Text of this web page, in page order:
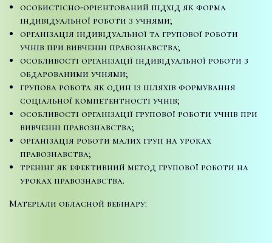
особистісно-орієнтований підхід як форма
індивідуальної роботи з учнями;
організація індивідуальної та групової роботи
учнів при вивченні правознавства;
особливості організації індивідуальної роботи з
обдарованими учнями;
групова робота як один із шляхів формування
соціальної компетентності учнів;
особливості організації групової роботи учнів при
вивченні правознавства;
організація роботи малих груп на уроках
правознавства;
тренінг як ефективний метод групової роботи на
уроках правознавства.
Матерiали обласной вебінару: